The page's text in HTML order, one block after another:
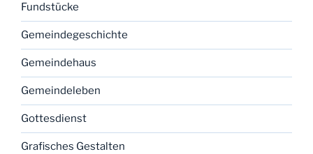
Fundstücke
Gemeindegeschichte
Gemeindehaus
Gemeindeleben
Gottesdienst
Grafisches Gestalten